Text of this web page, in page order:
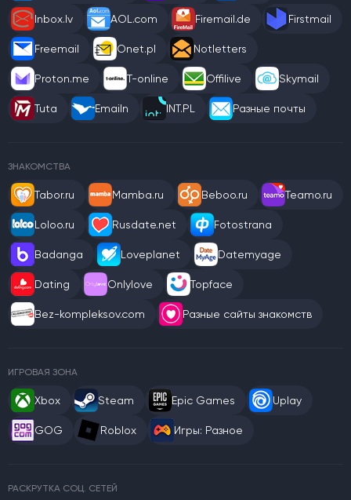
Inbox.lv AOL.com Firemail.de Firstmail
Freemail Onet.pl Notletters
Proton.me T-online Offilive Skymail
Tuta Emailn INT.PL Разные почты
ЗНАКОМСТВА
Tabor.ru Mamba.ru Beboo.ru Teamo.ru
Loloo.ru Rusdate.net Fotostrana
Badanga Loveplanet Datemyage
Dating Onlylove Topface
Bez-kompleksov.com Разные сайты знакомств
ИГРОВАЯ ЗОНА
Xbox Steam Epic Games Uplay
GOG Roblox Игры: Разное
РАСКРУТКА СОЦ. СЕТЕЙ